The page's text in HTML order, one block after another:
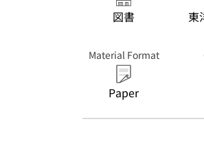
図書 東
Material Format
Paper